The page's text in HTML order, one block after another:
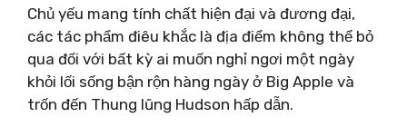
Chủ yếu mang tính chất hiện đại và đương đại,
các tác phẩm điêu khắc là địa điểm không thể bỏ
qua đối với bất kỳ ai muốn nghỉ ngơi một ngày
khỏi lối sống bận rộn hàng ngày ở Big Apple và
trốn đến Thung lũng Hudson hấp dẫn.